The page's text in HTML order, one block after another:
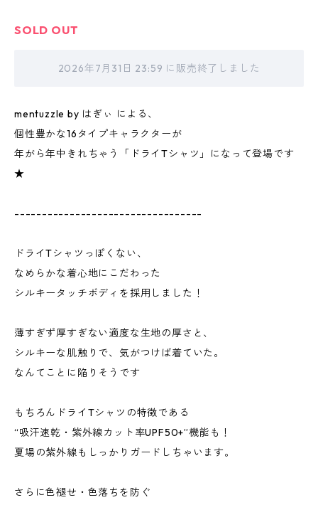
SOLD OUT
2026年7月31日 23:59 に販売終了しました
mentuzzle by はぎぃ による、
個性豊かな16タイプキャラクターが
年がら年中きれちゃう「ドライTシャツ」になって登場です
★
----------------------------------
ドライTシャツっぽくない、
なめらかな着心地にこだわった
シルキータッチボディを採用しました！
薄すぎず厚すぎない適度な生地の厚さと、
シルキーな肌触りで、気がつけば着ていた。
なんてことに陥りそうです
もちろんドライTシャツの特徴である
“吸汗速乾・紫外線カット率UPF50+”機能も！
夏場の紫外線もしっかりガードしちゃいます。
さらに色褪せ・色落ちを防ぐ